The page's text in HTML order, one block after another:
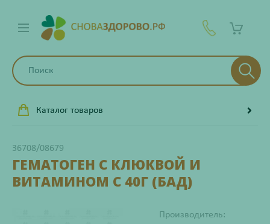
Каталог товаров
36708/08679
ГЕМАТОГЕН С КЛЮКВОЙ И
ВИТАМИНОМ С 40Г (БАД)
Производитель: